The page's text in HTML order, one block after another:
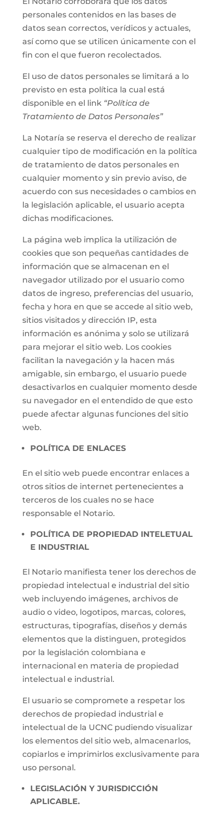
personales contenidos en las bases de
datos sean correctos, verídicos y actuales,
así como que se utilicen únicamente con el
fin con el que fueron recolectados.
El uso de datos personales se limitará a lo
previsto en esta política la cual está
disponible en el link “Política de
Tratamiento de Datos Personales”
La Notaría se reserva el derecho de realizar
cualquier tipo de modificación en la política
de tratamiento de datos personales en
cualquier momento y sin previo aviso, de
acuerdo con sus necesidades o cambios en
la legislación aplicable, el usuario acepta
dichas modificaciones.
La página web implica la utilización de
cookies que son pequeñas cantidades de
información que se almacenan en el
navegador utilizado por el usuario como
datos de ingreso, preferencias del usuario,
fecha y hora en que se accede al sitio web,
sitios visitados y dirección IP, esta
información es anónima y solo se utilizará
para mejorar el sitio web. Los cookies
facilitan la navegación y la hacen más
amigable, sin embargo, el usuario puede
desactivarlos en cualquier momento desde
su navegador en el entendido de que esto
puede afectar algunas funciones del sitio
web.
POLÍTICA DE ENLACES
En el sitio web puede encontrar enlaces a
otros sitios de internet pertenecientes a
terceros de los cuales no se hace
responsable el Notario.
POLÍTICA DE PROPIEDAD INTELETUAL
E INDUSTRIAL
El Notario manifiesta tener los derechos de
propiedad intelectual e industrial del sitio
web incluyendo imágenes, archivos de
audio o video, logotipos, marcas, colores,
estructuras, tipografías, diseños y demás
elementos que la distinguen, protegidos
por la legislación colombiana e
internacional en materia de propiedad
intelectual e industrial.
El usuario se compromete a respetar los
derechos de propiedad industrial e
intelectual de la UCNC pudiendo visualizar
los elementos del sitio web, almacenarlos,
copiarlos e imprimirlos exclusivamente para
uso personal.
LEGISLACIÓN Y JURISDICCIÓN
APLICABLE.